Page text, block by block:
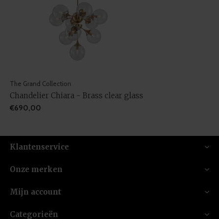
The Grand Collection
Chandelier Chiara - Brass clear glass
€690,00
Klantenservice
Onze merken
Mijn account
Categorieën